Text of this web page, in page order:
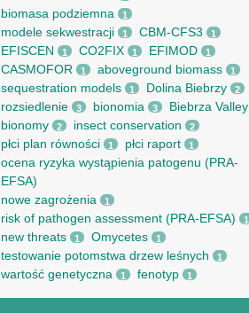
biomasa podziemna 1
modele sekwestracji 1 CBM-CFS3 1
EFISCEN 1 CO2FIX 1 EFIMOD 1
CASMOFOR 1 aboveground biomass 1
sequestration models 1 Dolina Biebrzy 2
rozsiedlenie 3 bionomia 3 Biebrza Valley
bionomy 2 insect conservation 2
płci plan równości 1 płci raport 1
ocena ryzyka wystąpienia patogenu (PRA-
EFSA)
nowe zagrożenia 1
risk of pathogen assessment (PRA-EFSA) 1
new threats 1 Omycetes 1
testowanie potomstwa drzew leśnych 1
wartość genetyczna 1 fenotyp 1